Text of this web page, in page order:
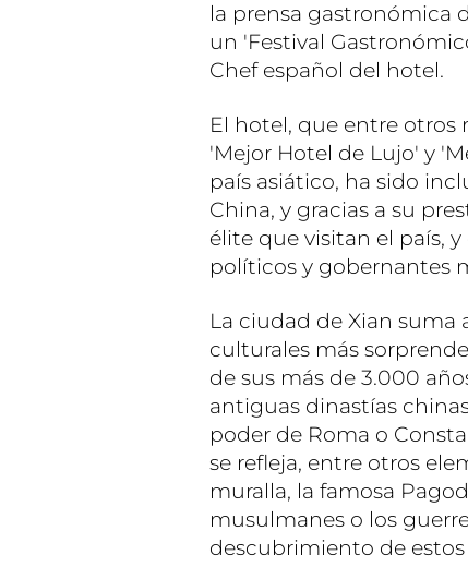
la prensa gastronómica
un 'Festival
Chef español del hotel.
El hotel, que entre
'Mejor Hotel de Lujo' y
país asiático, ha sido
China, y gracias a su
élite que visitan el país,
políticos y gobernantes
La ciudad de Xian suma
culturales más
de sus más de 3.000
antiguas dinastías
poder de Roma o
se refleja, entre otros
muralla, la famosa
musulmanes o los
descubrimiento de